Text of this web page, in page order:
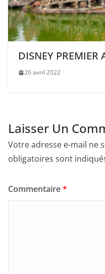
DISNEY PREMIER
26 avril 2022
Laisser Un
Votre adresse e-mail ne
obligatoires sont
Commentaire*